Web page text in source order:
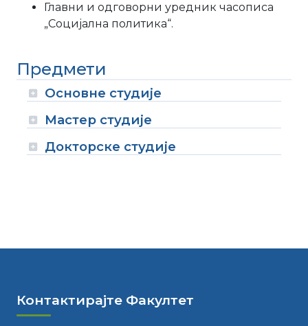
Главни и одговорни уредник часописа
„Социјална политика“.
Предмети
Основне студије
Мастер студије
Докторске студије
Контактирајте Факултет